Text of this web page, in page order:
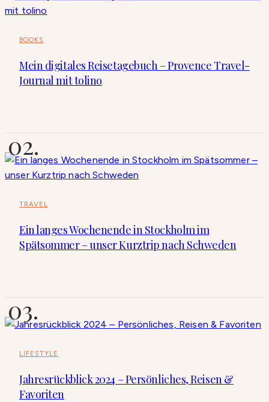
BOOKS
Mein digitales Reisetagebuch – Provence Travel-
Journal mit tolino
TRAVEL
Ein langes Wochenende in Stockholm im
Spätsommer – unser Kurztrip nach Schweden
LIFESTYLE
Jahresrückblick 2024 – Persönliches, Reisen &
Favoriten